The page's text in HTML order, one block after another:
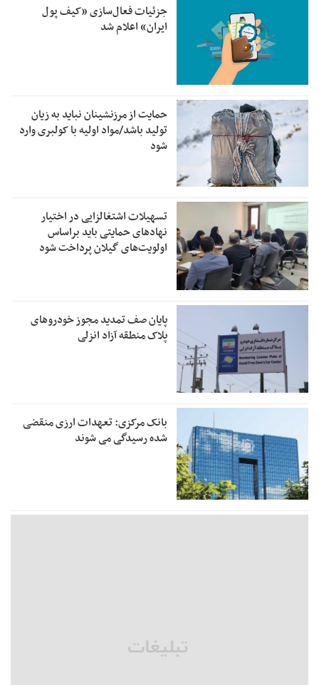
جزئیات فعال‌سازی «کیف پول
ایران» اعلام شد
حمایت از مرزنشینان نباید به زیان
تولید باشد/مواد اولیه با کولبری وارد
شود
تسهیلات اشتغالزایی در اختیار
نهادهای حمایتی باید براساس
اولویت‌های گیلان پرداخت شود
پایان صف تمدید مجوز خودروهای
پلاک منطقه آزاد انزلی
بانک مرکزی: تعهدات ارزی منقضی
شده رسیدگی می شوند